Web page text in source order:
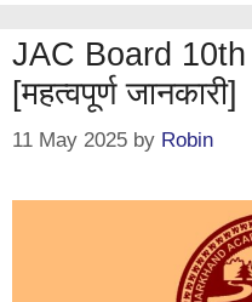
JAC Board
[महत्वपूर्ण जानकारी]
11 May 2025 by Robin